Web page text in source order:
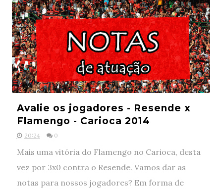
Avalie os jogadores - Resende x
Flamengo - Carioca 2014
20:24 0
Mais uma vitória do Flamengo no Carioca, desta
vez por 3x0 contra o Resende. Vamos dar as
notas para nossos jogadores? Em forma de